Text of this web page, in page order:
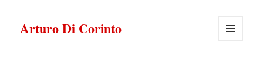
Arturo Di Corinto